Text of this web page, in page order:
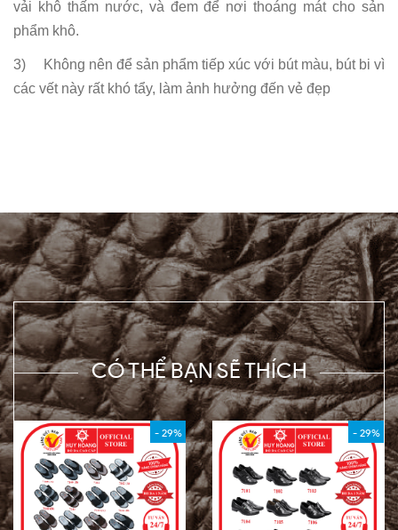
vải khô thấm nước, và đem để nơi thoáng mát cho sản
phẩm khô.
3) Không nên để sản phẩm tiếp xúc với bút màu, bút bi vì
các vết này rất khó tẩy, làm ảnh hưởng đến vẻ đẹp
CÓ THỂ BẠN SẼ THÍCH
- 29% - 29%